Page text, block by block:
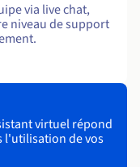
via live chat,
niveau de support
virtuel répond
l'utilisation de vos